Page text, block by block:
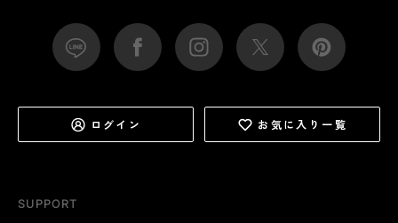
SUPPORT
ログイン お気に入り一覧